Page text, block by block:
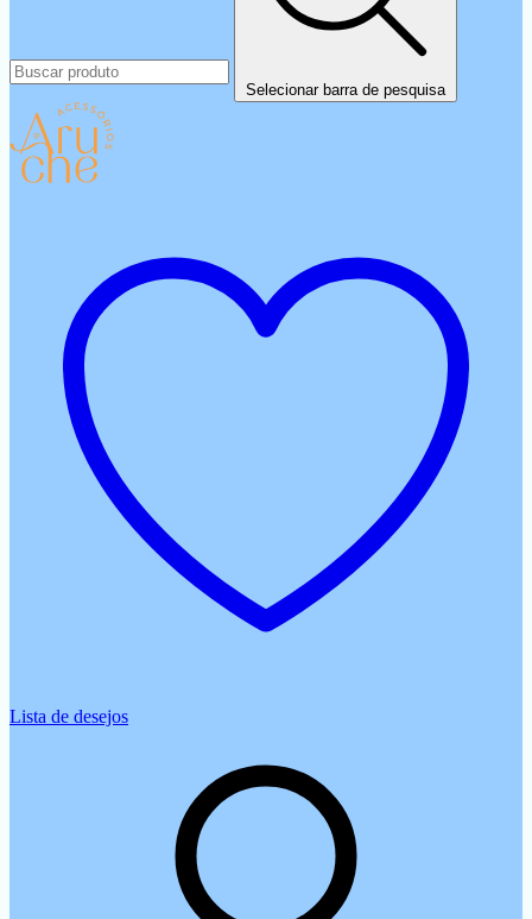
Selecionar barra de pesquisa
Lista de desejos